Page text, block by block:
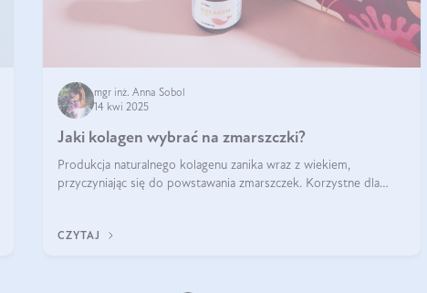
mgr inż. Anna Sobol
14 kwi 2025
Jaki kolagen wybrać na zmarszczki?
Produkcja naturalnego kolagenu zanika wraz z wiekiem,
przyczyniając się do powstawania zmarszczek. Korzystne dla
CZYTAJ